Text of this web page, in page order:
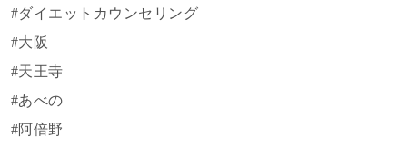
#ダイエットカウンセリング
#大阪
#天王寺
#あべの
#阿倍野